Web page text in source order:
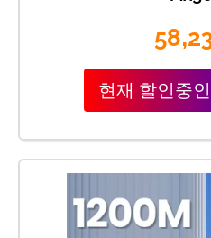
현재 할인중